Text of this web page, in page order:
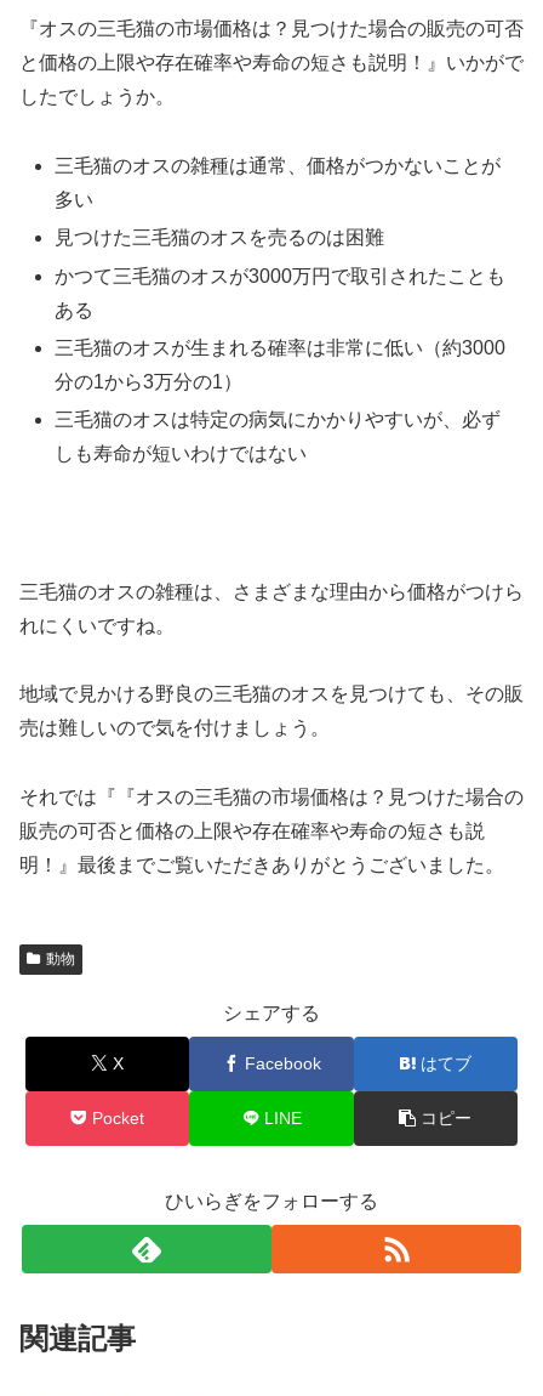
『オスの三毛猫の市場価格は？見つけた場合の販売の可否
と価格の上限や存在確率や寿命の短さも説明！』いかがで
したでしょうか。
三毛猫のオスの雑種は通常、価格がつかないことが
多い
見つけた三毛猫のオスを売るのは困難
かつて三毛猫のオスが3000万円で取引されたことも
ある
三毛猫のオスが生まれる確率は非常に低い（約3000
分の1から3万分の1）
三毛猫のオスは特定の病気にかかりやすいが、必ず
しも寿命が短いわけではない
三毛猫のオスの雑種は、さまざまな理由から価格がつけら
れにくいですね。
地域で見かける野良の三毛猫のオスを見つけても、その販
売は難しいので気を付けましょう。
それでは『『オスの三毛猫の市場価格は？見つけた場合の
販売の可否と価格の上限や存在確率や寿命の短さも説
明！』最後までご覧いただきありがとうございました。
動物
シェアする
X Facebook はてブ
Pocket LINE コピー
ひいらぎをフォローする
関連記事